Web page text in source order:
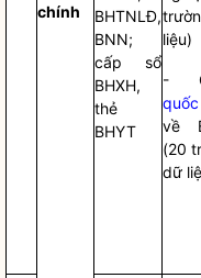
chính
BHTNLĐ,
BNN;
cấp sổ
BHXH,
thẻ
BHYT
liệu)
-
về
(20
dữ